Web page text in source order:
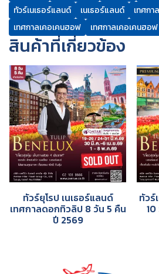
ทัวร์เนเธอร์แลนด์
เนเธอร์แลนด์
เทศก
เทศกาลเคอเคนฮอฟ
เทศกาลเคอเคนฮอ
สินค้าที่เกี่ยวข้อง
ทัวร์ยุโรป เนเธอร์แลนด์
เทศกาลดอกทิวลิป 8 วัน 5 คืน
ปี 2569
ทัวร์